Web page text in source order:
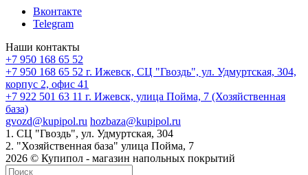
Вконтакте
Telegram
Наши контакты
+7 950 168 65 52
+7 950 168 65 52 г. Ижевск, СЦ "Гвоздь", ул. Удмуртская, 304,
корпус 2, офис 41
+7 922 501 63 11 г. Ижевск, улица Пойма, 7 (Хозяйственная
база)
gvozd@kupipol.ru hozbaza@kupipol.ru
1. СЦ "Гвоздь", ул. Удмуртская, 304
2. "Хозяйственная база" улица Пойма, 7
2026 © Купипол - магазин напольных покрытий